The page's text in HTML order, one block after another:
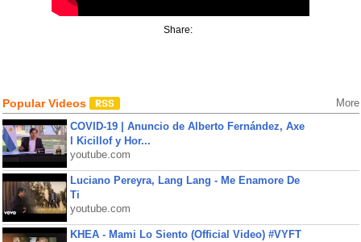
Share:
Popular Videos More
COVID-19 | Anuncio de Alberto Fernández, Axe
l Kicillof y Hor...
youtube.com
Luciano Pereyra, Lang Lang - Me Enamore De
Ti
youtube.com
KHEA - Mami Lo Siento (Official Video) #VYFT